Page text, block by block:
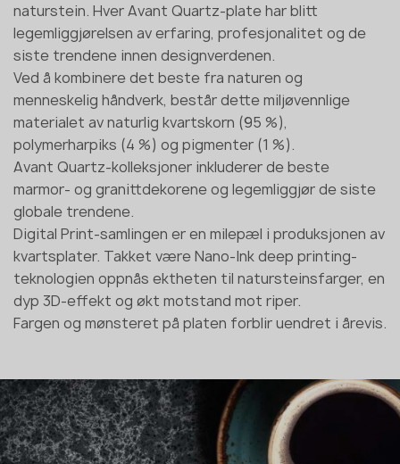
naturstein. Hver Avant Quartz-plate har blitt
legemliggjørelsen av erfaring, profesjonalitet og de
siste trendene innen designverdenen.
Ved å kombinere det beste fra naturen og
menneskelig håndverk, består dette miljøvennlige
materialet av naturlig kvartskorn (95 %),
polymerharpiks (4 %) og pigmenter (1 %).
Avant Quartz-kolleksjoner inkluderer de beste
marmor- og granittdekorene og legemliggjør de siste
globale trendene.
Digital Print-samlingen er en milepæl i produksjonen av
kvartsplater. Takket være Nano-Ink deep printing-
teknologien oppnås ektheten til natursteinsfarger, en
dyp 3D-effekt og økt motstand mot riper.
Fargen og mønsteret på platen forblir uendret i årevis.